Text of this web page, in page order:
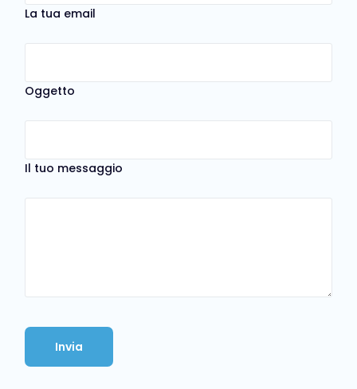
La tua email
Oggetto
Il tuo messaggio